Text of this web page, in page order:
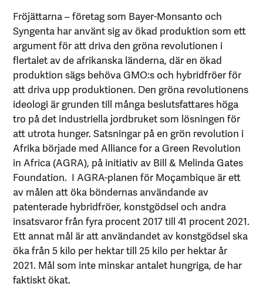
Fröjättarna – företag som Bayer-Monsanto och
Syngenta har använt sig av ökad produktion som ett
argument för att driva den gröna revolutionen i
flertalet av de afrikanska länderna, där en ökad
produktion sägs behöva GMO:s och hybridfröer för
att driva upp produktionen. Den gröna revolutionens
ideologi är grunden till många beslutsfattares höga
tro på det industriella jordbruket som lösningen för
att utrota hunger. Satsningar på en grön revolution i
Afrika började med Alliance for a Green Revolution
in Africa (AGRA), på initiativ av Bill & Melinda Gates
Foundation. I AGRA-planen för Moçambique är ett
av målen att öka böndernas användande av
patenterade hybridfröer, konstgödsel och andra
insatsvaror från fyra procent 2017 till 41 procent 2021.
Ett annat mål är att användandet av konstgödsel ska
öka från 5 kilo per hektar till 25 kilo per hektar år
2021. Mål som inte minskar antalet hungriga, de har
faktiskt ökat.